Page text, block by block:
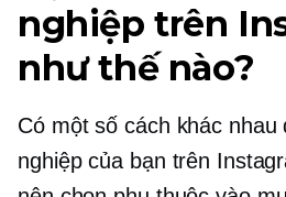
nghiệp trên
như thế nào?
Có một số cách khác nhau
nghiệp của bạn trên